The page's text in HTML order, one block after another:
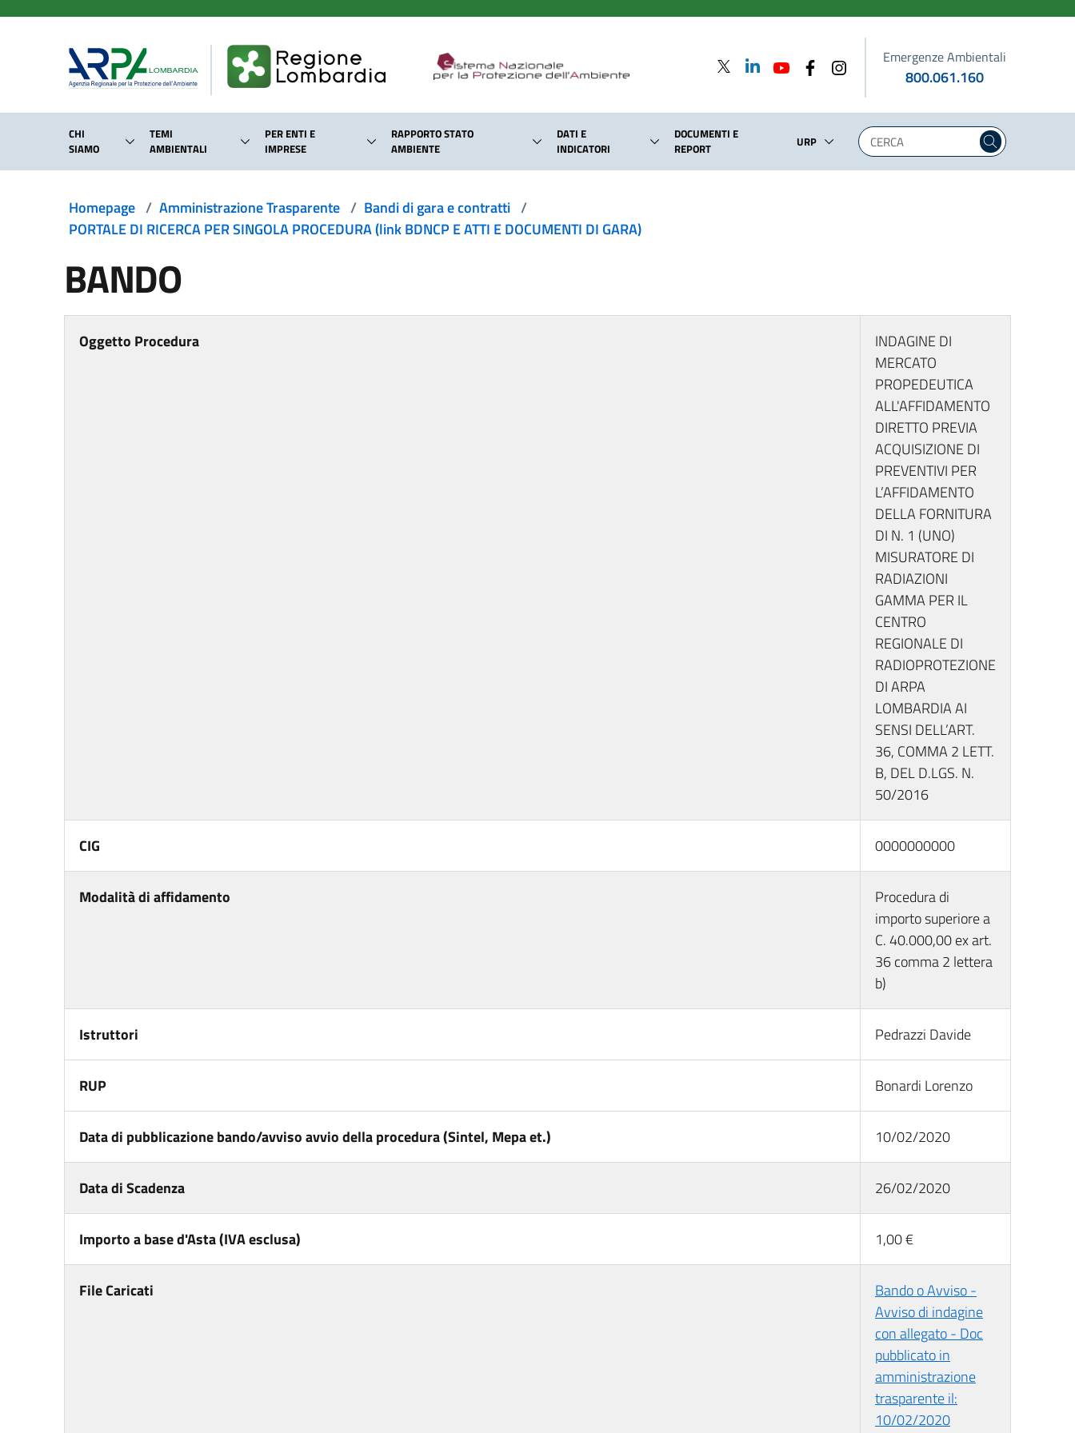
Emergenze Ambientali
800.061.160
CHI
SIAMO
TEMI
AMBIENTALI
PER ENTI E
IMPRESE
RAPPORTO STATO
AMBIENTE
DATI E
INDICATORI
DOCUMENTI E
REPORT
URP
Homepage / Amministrazione Trasparente / Bandi di gara e contratti /
PORTALE DI RICERCA PER SINGOLA PROCEDURA (link BDNCP E ATTI E DOCUMENTI DI GARA)
BANDO
Oggetto Procedura
INDAGINE DI
MERCATO
PROPEDEUTICA
ALL'AFFIDAMENTO
DIRETTO PREVIA
ACQUISIZIONE DI
PREVENTIVI PER
L’AFFIDAMENTO
DELLA FORNITURA
DI N. 1 (UNO)
MISURATORE DI
RADIAZIONI
GAMMA PER IL
CENTRO
REGIONALE DI
RADIOPROTEZIONE
DI ARPA
LOMBARDIA AI
SENSI DELL’ART.
36, COMMA 2 LETT.
B, DEL D.LGS. N.
50/2016
CIG 0000000000
Modalità di affidamento
Procedura di
importo superiore a
C. 40.000,00 ex art.
36 comma 2 lettera
b)
Istruttori Pedrazzi Davide
RUP Bonardi Lorenzo
Data di pubblicazione bando/avviso avvio della procedura (Sintel, Mepa et.) 10/02/2020
Data di Scadenza 26/02/2020
Importo a base d'Asta (IVA esclusa) 1,00 €
File Caricati
Bando o Avviso -
Avviso di indagine
con allegato - Doc
pubblicato in
amministrazione
trasparente il:
10/02/2020